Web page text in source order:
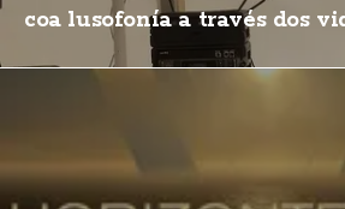
coa lusofonía a través dos